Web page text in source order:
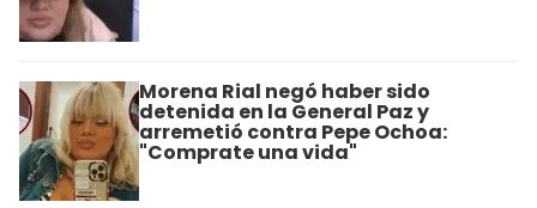
Morena Rial negó haber sido
detenida en la General Paz y
arremetió contra Pepe Ochoa:
"Comprate una vida"